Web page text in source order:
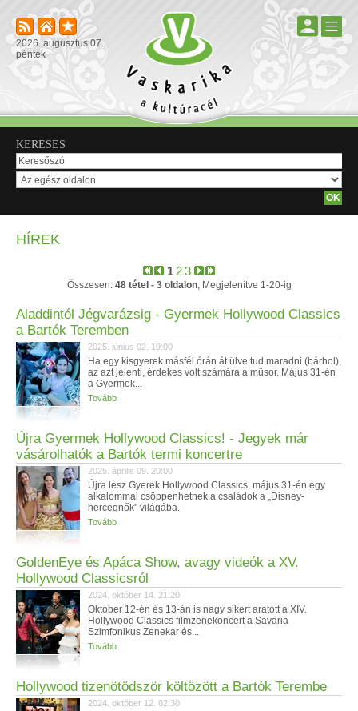
2026. augusztus 07.
péntek
KERESÉS
HÍREK
1 23
Összesen: 48 tétel - 3 oldalon, Megjelenítve 1-20-ig
Aladdintól Jégvarázsig - Gyermek Hollywood Classics
a Bartók Teremben
2025. június 02. 19:00
Ha egy kisgyerek másfél órán át ülve tud maradni (bárhol),
az azt jelenti, érdekes volt számára a műsor. Május 31-én
a Gyermek...
Tovább
Újra Gyermek Hollywood Classics! - Jegyek már
vásárolhatók a Bartók termi koncertre
2025. április 09. 20:00
Újra lesz Gyerek Hollywood Classics, május 31-én egy
alkalommal csöppenhetnek a családok a „Disney-
hercegnők" világába.
Tovább
GoldenEye és Apáca Show, avagy videók a XV.
Hollywood Classicsról
2024. október 14. 21:20
Október 12-én és 13-án is nagy sikert aratott a XIV.
Hollywood Classics filmzenekoncert a Savaria
Szimfonikus Zenekar és...
Tovább
Hollywood tizenötödször költözött a Bartók Terembe
2024. október 12. 02:30